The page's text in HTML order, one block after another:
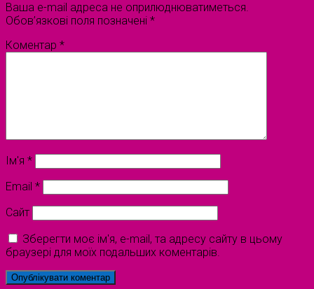
Ваша e-mail адреса не оприлюднюватиметься.
Обов’язкові поля позначені *
Коментар *
Ім'я *
Email *
Сайт
Зберегти моє ім'я, e-mail, та адресу сайту в цьому
браузері для моїх подальших коментарів.